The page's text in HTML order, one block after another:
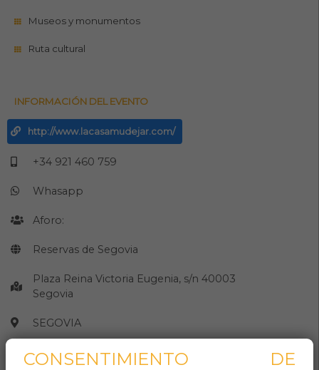
Museos y monumentos
Ruta cultural
INFORMACIÓN DEL EVENTO
http://www.lacasamudejar.com/
+34 921 460 759
Whasapp
Aforo:
Reservas de Segovia
Plaza Reina Victoria Eugenia, s/n 40003
Segovia
SEGOVIA
Observaciones
CONSENTIMIENTO DE